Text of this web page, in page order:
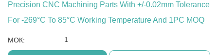
Precision CNC Machining Parts With +/-0.02mm Tolerance
For -269°C To 85°C Working Temperature And 1PC MOQ
МОК: 1